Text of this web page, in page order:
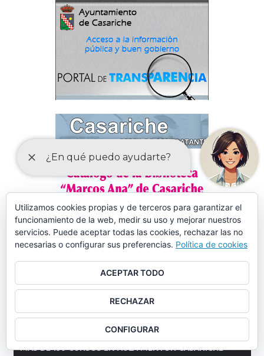
MÁS DE 150 CURSOS EN AULA MENTOR CASARICHE
Utilizamos cookies propias y de terceros para garantizar el
funcionamiento de la web, medir su uso y mejorar nuestros
servicios. Puede aceptar todas las cookies, rechazar las no
necesarias o configurar sus preferencias. Política de cookies
ACEPTAR TODO
RECHAZAR
CONFIGURAR